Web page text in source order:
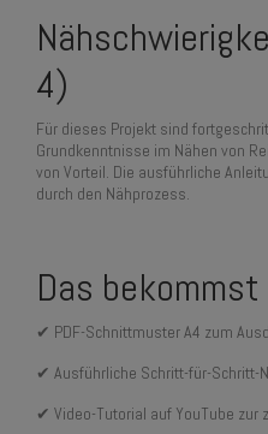
4)
Für dieses Projekt sind
Grundkenntnisse im Nähen von
von Vorteil. Die ausführliche
durch den Nähprozess.
Das bekommst
✔ PDF-Schnittmuster A4 zum
✔ Ausführliche Schritt-für-Schritt-
✔ Video-Tutorial auf YouTube zur